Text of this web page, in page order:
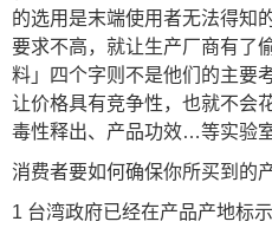
的选用是末端使用者无法得知
要求不高，就让生产厂商有了
料」四个字则不是他们的主要
让价格具有竞争性，也就不会
毒性释出、产品功效…等实验
消费者要如何确保你所买到的
1 台湾政府已经在产品产地标